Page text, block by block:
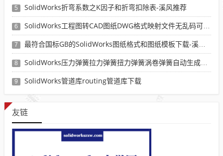
5 SolidWorks折弯系数之K因子和折弯扣除表-溪风推荐
6 SolidWorks工程图转CAD图纸DWG格式映射文件无乱码可分层-溪风亲测推荐
7 最符合国标GB的SolidWorks图纸格式和图纸模板下载-溪风专用版
8 SolidWorks压力弹簧拉力弹簧扭力弹簧涡卷弹簧自动生成宏程序下载
9 SolidWorks管道库routing管道库下载
友链